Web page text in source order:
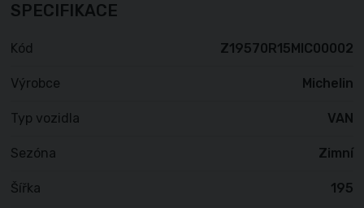
SPECIFIKACE
Kód Z19570R15MIC00002
Výrobce Michelin
Typ vozidla VAN
Sezóna Zimní
Šířka 195